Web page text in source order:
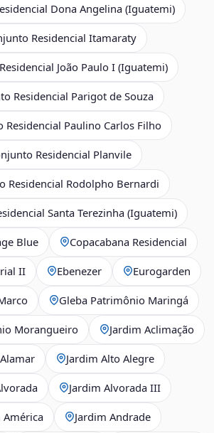
Dona Angelina (Iguatemi)
Residencial Itamaraty
João Paulo I (Iguatemi)
Residencial Parigot de Souza
Residencial Paulino Carlos Filho
Residencial Planvile
Residencial Rodolpho Bernardi
Santa Terezinha (Iguatemi)
Blue Copacabana Residencial
II Ebenezer Eurogarden
Gleba Patrimônio Maringá
Morangueiro Jardim Aclimação
Jardim Alto Alegre
Jardim Alvorada III
América Jardim Andrade